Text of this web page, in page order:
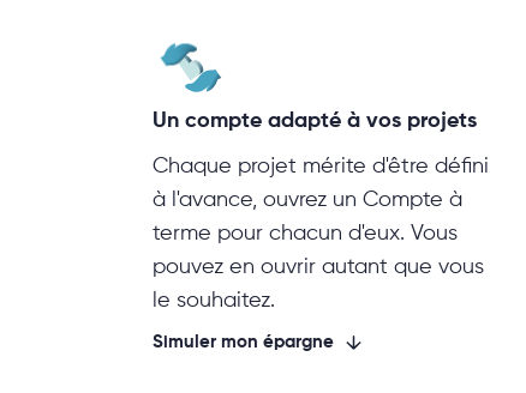
Un compte adapté à vos projets
Chaque projet mérite d'être défini
à l'avance, ouvrez un Compte à
terme pour chacun d'eux. Vous
pouvez en ouvrir autant que vous
le souhaitez.
Simuler mon épargne